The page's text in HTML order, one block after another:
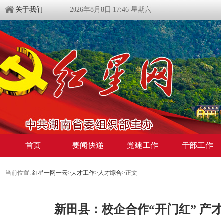
关于我们 2026年8月8日 17:46 星期六
首页 要闻快递 党建工作 干部工作
当前位置: 红星一网一云> 人才工作> 人才综合>正文
新田县：校企合作“开门红” 产